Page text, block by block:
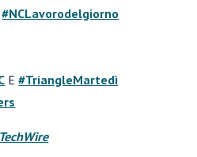
#NCLavorodelgiorno
E#TriangleMartedì